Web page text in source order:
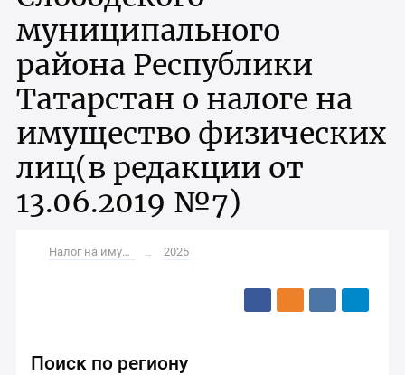
муниципального
района Республики
Татарстан о налоге на
имущество физических
лиц(в редакции от
13.06.2019 №7)
Налог на имущество ФЛ → 2025
Поиск по региону